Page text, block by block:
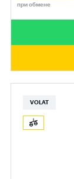
при обмене
VOLAT